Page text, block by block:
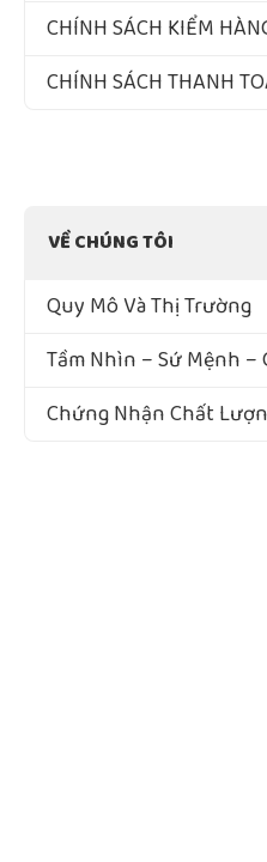
CHÍNH SÁCH KIỂM
CHÍNH SÁCH THANH
VỀ CHÚNG TÔI
Quy Mô Và Thị Trường
Tầm Nhìn – Sứ Mệnh –
Chứng Nhận Chất